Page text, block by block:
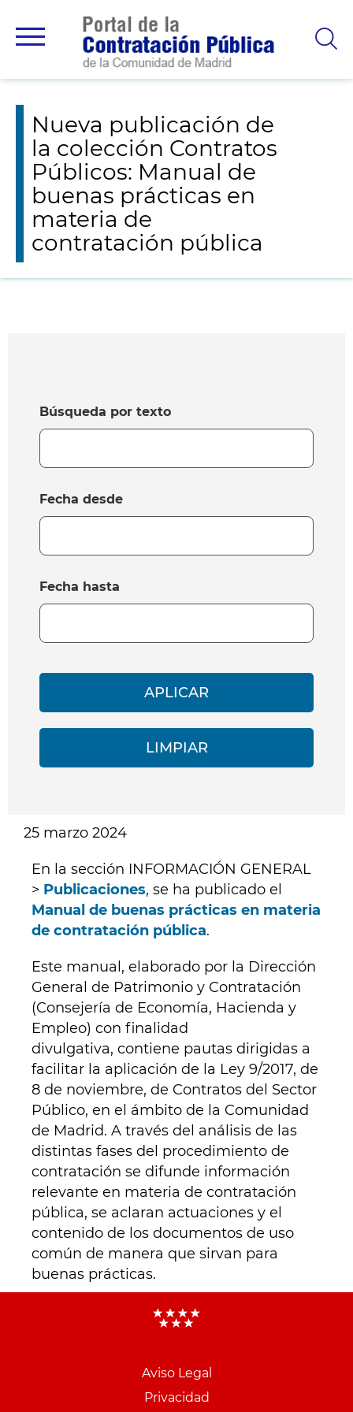
Avisos y novedades
Nueva publicación de la colección Contratos
Públicos: Manual de buenas prácticas en materia de contratación pública
Nueva publicación de
la colección Contratos
Públicos: Manual de
buenas prácticas en
materia de
contratación pública
Búsqueda por texto
Fecha desde
Fecha hasta
25 marzo 2024
En la sección INFORMACIÓN GENERAL
> Publicaciones, se ha publicado el
Manual de buenas prácticas en materia
de contratación pública.
Este manual, elaborado por la Dirección
General de Patrimonio y Contratación
(Consejería de Economía, Hacienda y
Empleo) con finalidad
divulgativa, contiene pautas dirigidas a
facilitar la aplicación de la Ley 9/2017, de
8 de noviembre, de Contratos del Sector
Público, en el ámbito de la Comunidad
de Madrid. A través del análisis de las
distintas fases del procedimiento de
contratación se difunde información
relevante en materia de contratación
pública, se aclaran actuaciones y el
contenido de los documentos de uso
común de manera que sirvan para
buenas prácticas.
Aviso Legal
Privacidad